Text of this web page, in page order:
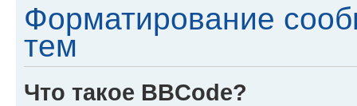
Форматирование
тем
Что такое BBCode?